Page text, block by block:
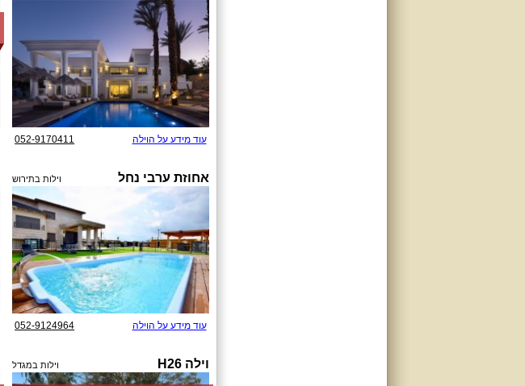
עוד מידע על הוילה 052-9170411
אחוזת ערבי נחל וילות בתירוש
עוד מידע על הוילה 052-9124964
וילה H26 וילות במגדל